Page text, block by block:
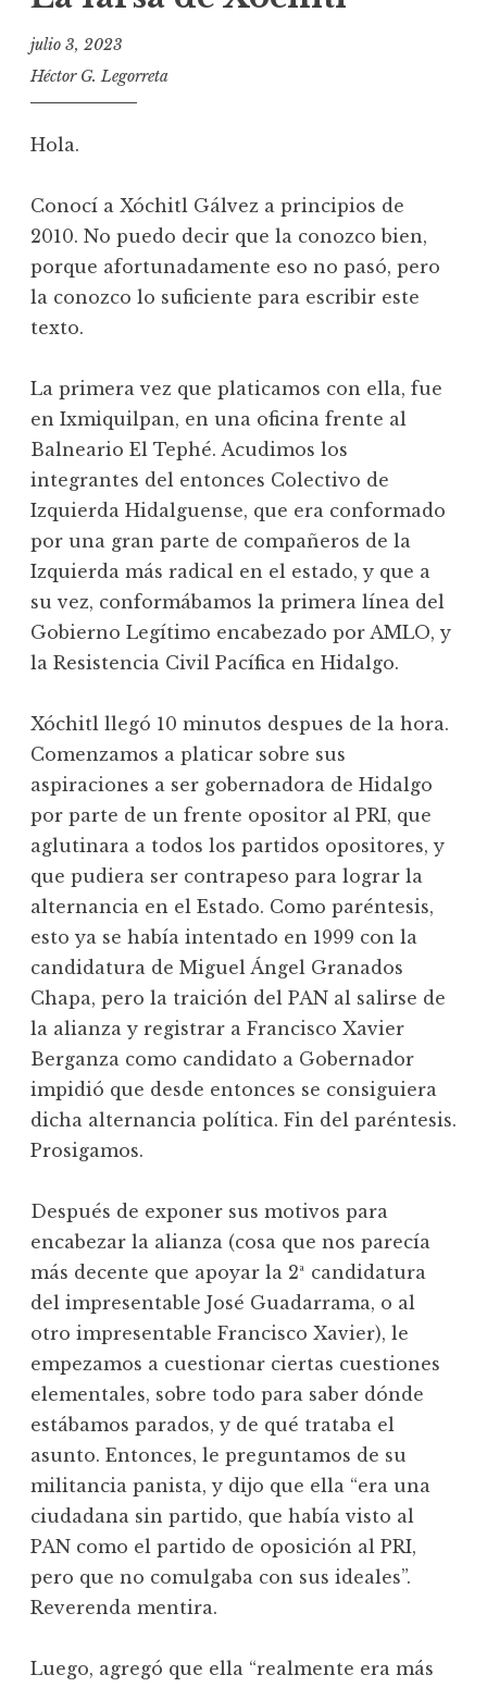
julio 3, 2023
Héctor G. Legorreta
Hola.
Conocí a Xóchitl Gálvez a principios de
2010. No puedo decir que la conozco bien,
porque afortunadamente eso no pasó, pero
la conozco lo suficiente para escribir este
texto.
La primera vez que platicamos con ella, fue
en Ixmiquilpan, en una oficina frente al
Balneario El Tephé. Acudimos los
integrantes del entonces Colectivo de
Izquierda Hidalguense, que era conformado
por una gran parte de compañeros de la
Izquierda más radical en el estado, y que a
su vez, conformábamos la primera línea del
Gobierno Legítimo encabezado por AMLO, y
la Resistencia Civil Pacífica en Hidalgo.
Xóchitl llegó 10 minutos despues de la hora.
Comenzamos a platicar sobre sus
aspiraciones a ser gobernadora de Hidalgo
por parte de un frente opositor al PRI, que
aglutinara a todos los partidos opositores, y
que pudiera ser contrapeso para lograr la
alternancia en el Estado. Como paréntesis,
esto ya se había intentado en 1999 con la
candidatura de Miguel Ángel Granados
Chapa, pero la traición del PAN al salirse de
la alianza y registrar a Francisco Xavier
Berganza como candidato a Gobernador
impidió que desde entonces se consiguiera
dicha alternancia política. Fin del paréntesis.
Prosigamos.
Después de exponer sus motivos para
encabezar la alianza (cosa que nos parecía
más decente que apoyar la 2ª candidatura
del impresentable José Guadarrama, o al
otro impresentable Francisco Xavier), le
empezamos a cuestionar ciertas cuestiones
elementales, sobre todo para saber dónde
estábamos parados, y de qué trataba el
asunto. Entonces, le preguntamos de su
militancia panista, y dijo que ella “era una
ciudadana sin partido, que había visto al
PAN como el partido de oposición al PRI,
pero que no comulgaba con sus ideales”.
Reverenda mentira.
Luego, agregó que ella “realmente era más